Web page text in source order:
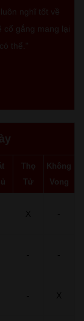
nghĩ tốt về
cố gắng mang lại
thể."
Thọ
Tử
Không
Vong
X -
- -
- X